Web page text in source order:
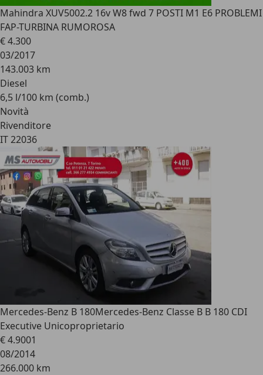
Mahindra XUV5002.2 16v W8 fwd 7 POSTI M1 E6 PROBLEMI
FAP-TURBINA RUMOROSA
€ 4.300
03/2017
143.003 km
Diesel
6,5 l/100 km (comb.)
Novità
Rivenditore
IT 22036
Mercedes-Benz B 180Mercedes-Benz Classe B B 180 CDI
Executive Unicoproprietario
€ 4.9001
08/2014
266.000 km